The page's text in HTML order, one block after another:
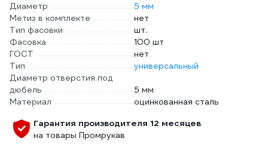
Диаметр
5 мм
Метиз в комплекте
нет
Тип фасовки
шт.
Фасовка
100 шт
ГОСТ
нет
Тип
универсальный
Диаметр отверстия под
дюбель
5 мм
Материал
оцинкованная сталь
Гарантия производителя 12 месяцев
на товары Промрукав